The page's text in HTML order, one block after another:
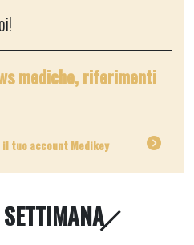
mediche, riferimenti
tuo account Medikey